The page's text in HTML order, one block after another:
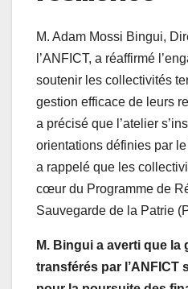
M. Adam Mossi Bingui,
l’ANFICT, a réaffirmé
soutenir les collectivités
gestion efficace de leurs
a précisé que l’atelier
orientations définies par
a rappelé que les
cœur du Programme de
Sauvegarde de la Patrie
M. Bingui a averti que
transférés par l’ANFICT